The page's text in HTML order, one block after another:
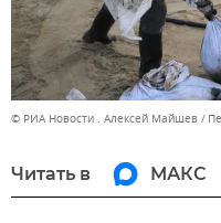
© РИА Новости . Алексей Майшев
Читать в МАКС